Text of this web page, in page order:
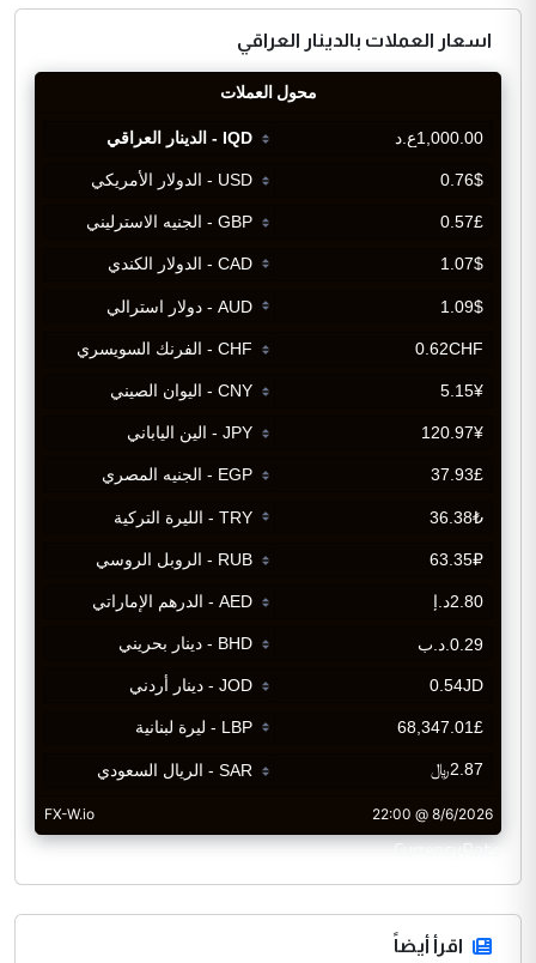
اسعار العملات بالدينار العراقي
CurrencyRate
اقرأ أيضاً